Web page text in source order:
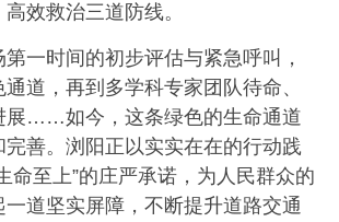
效救治三道防线。
第一时间的初步评估与紧急呼叫，
道，再到多学科专家团队待命、
展……如今，这条绿色的生命通道
善。浏阳正以实实在在的行动践
命至上”的庄严承诺，为人民群众的
道坚实屏障，不断提升道路交通